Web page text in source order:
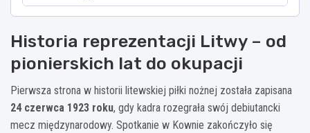
Historia reprezentacji Litwy – od
pionierskich lat do okupacji
Pierwsza strona w historii litewskiej piłki nożnej została zapisana
24 czerwca 1923 roku, gdy kadra rozegrała swój debiutancki
mecz międzynarodowy. Spotkanie w Kownie zakończyło się